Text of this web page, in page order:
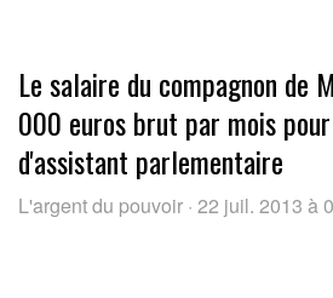
Le salaire du compagnon de
000 euros brut par mois
d'assistant parlementaire
L'argent du pouvoir · 22 juil. 2013 à